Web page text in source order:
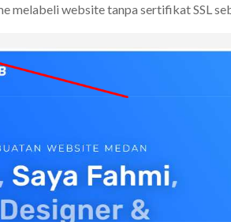
melabeli website tanpa sertifikat SSL